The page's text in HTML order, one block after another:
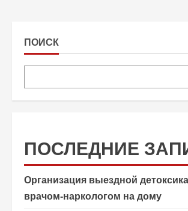
ПОИСК
ПОСЛЕДНИЕ
Организация выездной
врачом-наркологом на дому